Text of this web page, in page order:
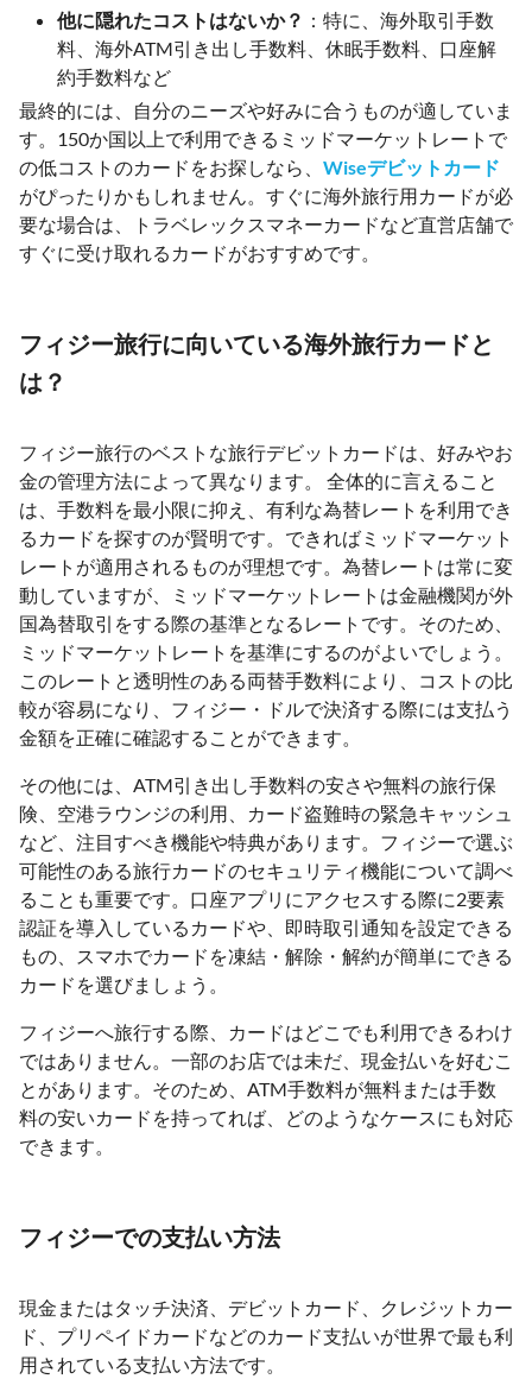
他に隠れたコストはないか？ ：特に、海外取引手数
料、海外ATM引き出し手数料、休眠手数料、口座解
約手数料など
最終的には、自分のニーズや好みに合うものが適していま
す。150か国以上で利用できるミッドマーケットレートで
の低コストのカードをお探しなら、 Wiseデビットカード
がぴったりかもしれません。すぐに海外旅行用カードが必
要な場合は、トラベレックスマネーカードなど直営店舗で
すぐに受け取れるカードがおすすめです。
フィジー旅行に向いている海外旅行カードと
は？
フィジー旅行のベストな旅行デビットカードは、好みやお
金の管理方法によって異なります。 全体的に言えること
は、手数料を最小限に抑え、有利な為替レートを利用でき
るカードを探すのが賢明です。できればミッドマーケット
レートが適用されるものが理想です。為替レートは常に変
動していますが、ミッドマーケットレートは金融機関が外
国為替取引をする際の基準となるレートです。そのため、
ミッドマーケットレートを基準にするのがよいでしょう。
このレートと透明性のある両替手数料により、コストの比
較が容易になり、フィジー・ドルで決済する際には支払う
金額を正確に確認することができます。
その他には、ATM引き出し手数料の安さや無料の旅行保
険、空港ラウンジの利用、カード盗難時の緊急キャッシュ
など、注目すべき機能や特典があります。フィジーで選ぶ
可能性のある旅行カードのセキュリティ機能について調べ
ることも重要です。口座アプリにアクセスする際に2要素
認証を導入しているカードや、即時取引通知を設定できる
もの、スマホでカードを凍結・解除・解約が簡単にできる
カードを選びましょう。
フィジーへ旅行する際、カードはどこでも利用できるわけ
ではありません。一部のお店では未だ、現金払いを好むこ
とがあります。そのため、ATM手数料が無料または手数
料の安いカードを持ってれば、どのようなケースにも対応
できます。
フィジーでの支払い方法
現金またはタッチ決済、デビットカード、クレジットカー
ド、プリペイドカードなどのカード支払いが世界で最も利
用されている支払い方法です。